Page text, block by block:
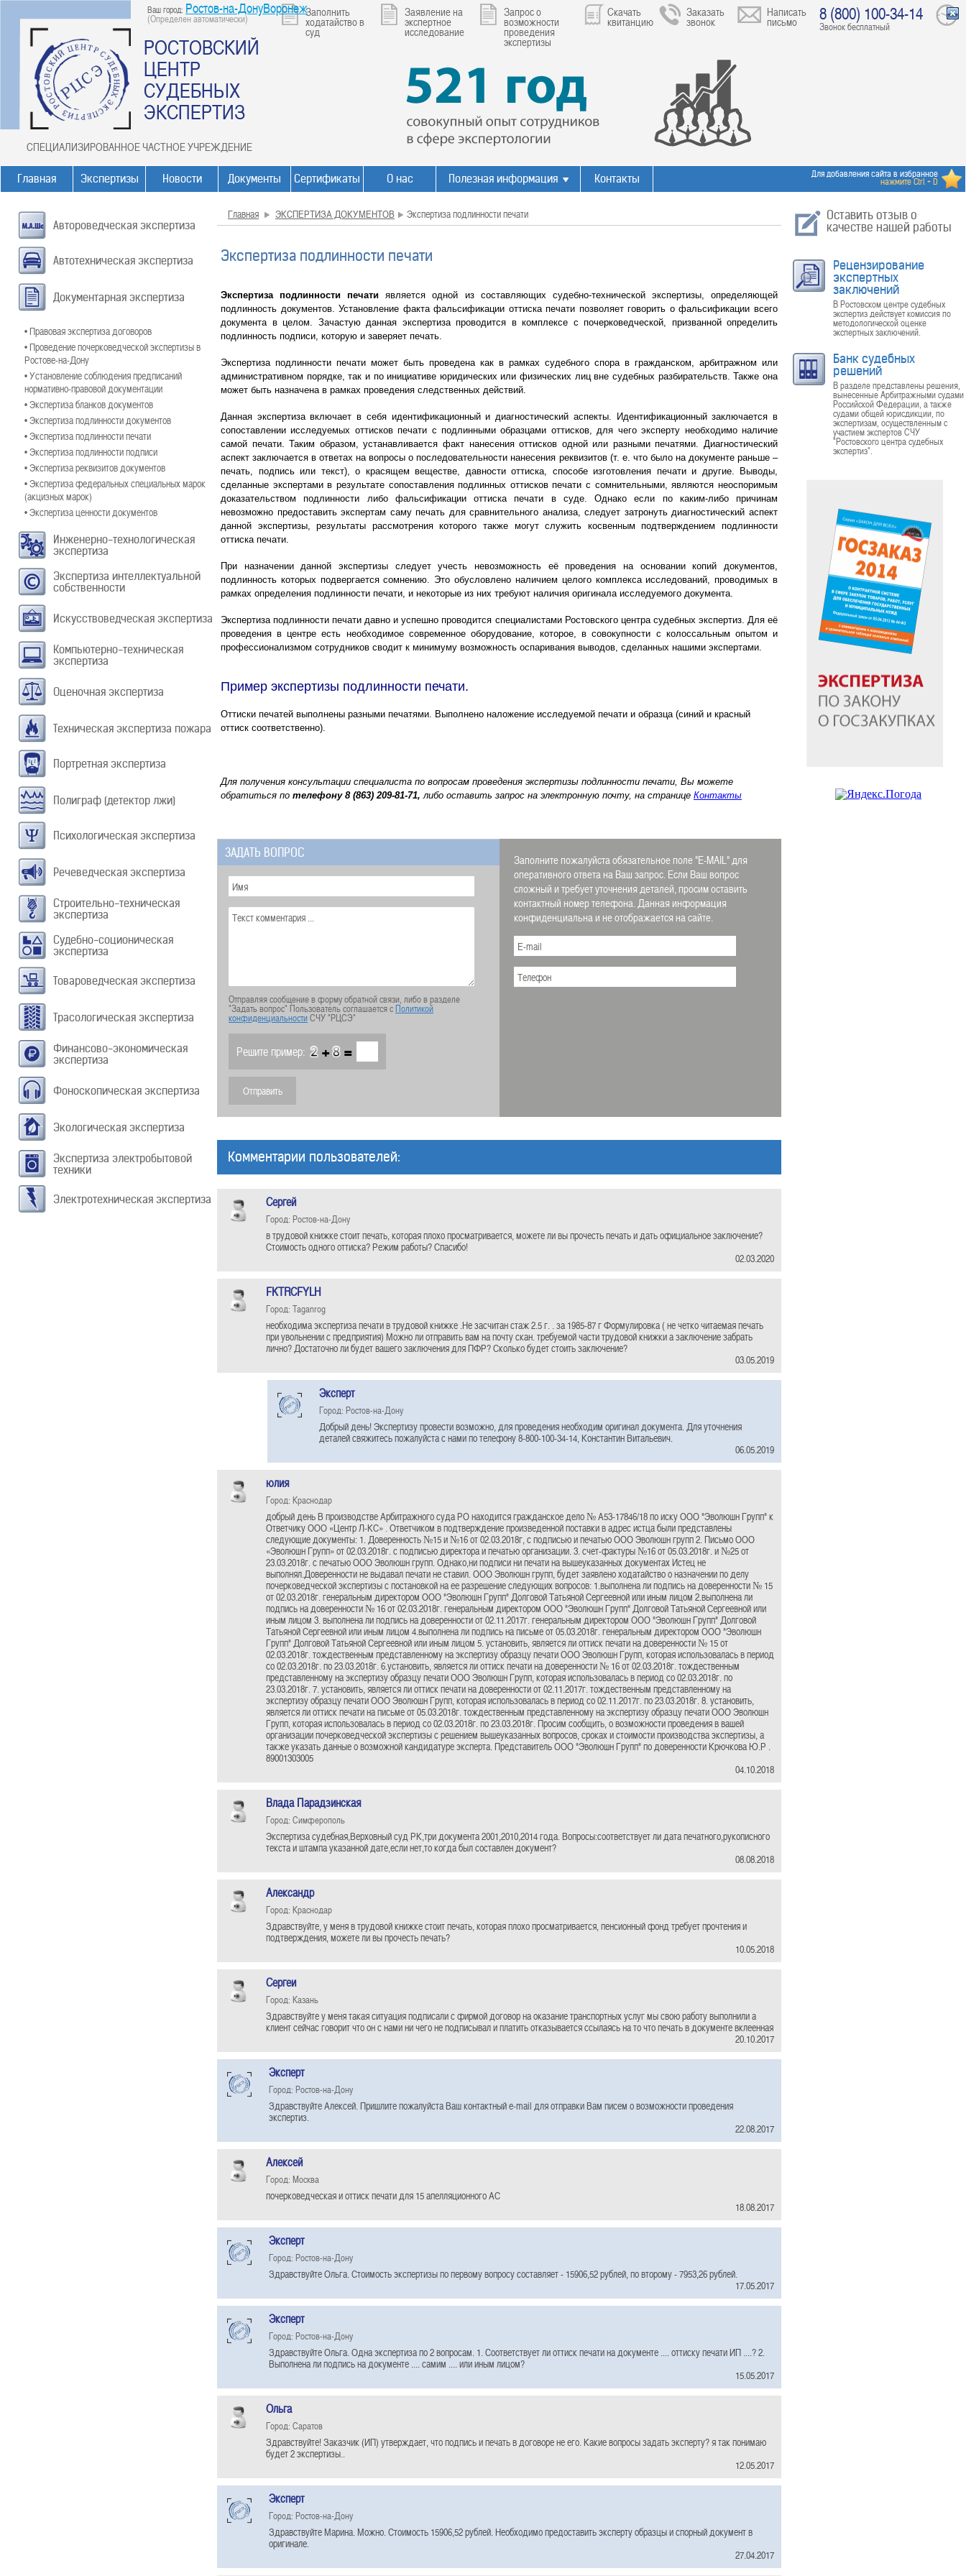
Ваш город: Ростов-на-ДонуВоронеж
(Определен автоматически)
РОСТОВСКИЙ
ЦЕНТР
СУДЕБНЫХ
ЭКСПЕРТИЗ
СПЕЦИАЛИЗИРОВАННОЕ ЧАСТНОЕ УЧРЕЖДЕНИЕ
Заполнить
ходатайство в
суд
Заявление на
экспертное
исследование
Запрос о
возможности
проведения
экспертизы
Скачать
квитанцию
Заказать
звонок
Написать
письмо 8 (800) 100-34-14
Звонок бесплатный
Главная Экспертизы Новости Документы Сертификаты О нас Полезная информация Контакты Для добавления сайта в избранное
нажмите Ctrl + D
Автороведческая экспертиза
Автотехническая экспертиза
Документарная экспертиза
• Правовая экспертиза договоров
• Проведение почерковедческой экспертизы в
Ростове-на-Дону
• Установление соблюдения предписаний
нормативно-правовой документации
• Экспертиза бланков документов
• Экспертиза подлинности документов
• Экспертиза подлинности печати
• Экспертиза подлинности подписи
• Экспертиза реквизитов документов
• Экспертиза федеральных специальных марок
(акцизных марок)
• Экспертиза ценности документов
Инженерно-технологическая
экспертиза
Экспертиза интеллектуальной
собственности
Искусствоведческая экспертиза
Компьютерно-техническая
экспертиза
Оценочная экспертиза
Техническая экспертиза пожара
Портретная экспертиза
Полиграф (детектор лжи)
Психологическая экспертиза
Речеведческая экспертиза
Строительно-техническая
экспертиза
Судебно-соционическая
экспертиза
Товароведческая экспертиза
Трасологическая экспертиза
Финансово-экономическая
экспертиза
Фоноскопическая экспертиза
Экологическая экспертиза
Экспертиза электробытовой
техники
Электротехническая экспертиза
Главная ЭКСПЕРТИЗА ДОКУМЕНТОВ Экспертиза подлинности печати
Экспертиза подлинности печати
Экспертиза подлинности печати является одной из составляющих судебно-технической экспертизы, определяющей
подлинность документов. Установление факта фальсификации оттиска печати позволяет говорить о фальсификации всего
документа в целом. Зачастую данная экспертиза проводится в комплексе с почерковедческой, призванной определить
подлинность подписи, которую и заверяет печать.
Экспертиза подлинности печати может быть проведена как в рамках судебного спора в гражданском, арбитражном или
административном порядке, так и по инициативе юридических или физических лиц вне судебных разбирательств. Также она
может быть назначена в рамках проведения следственных действий.
Данная экспертиза включает в себя идентификационный и диагностический аспекты. Идентификационный заключается в
сопоставлении исследуемых оттисков печати с подлинными образцами оттисков, для чего эксперту необходимо наличие
самой печати. Таким образом, устанавливается факт нанесения оттисков одной или разными печатями. Диагностический
аспект заключается в ответах на вопросы о последовательности нанесения реквизитов (т. е. что было на документе раньше –
печать, подпись или текст), о красящем веществе, давности оттиска, способе изготовления печати и другие. Выводы,
сделанные экспертами в результате сопоставления подлинных оттисков печати с сомнительными, являются неоспоримым
доказательством подлинности либо фальсификации оттиска печати в суде. Однако если по каким-либо причинам
невозможно предоставить экспертам саму печать для сравнительного анализа, следует затронуть диагностический аспект
данной экспертизы, результаты рассмотрения которого также могут служить косвенным подтверждением подлинности
оттиска печати.
При назначении данной экспертизы следует учесть невозможность её проведения на основании копий документов,
подлинность которых подвергается сомнению. Это обусловлено наличием целого комплекса исследований, проводимых в
рамках определения подлинности печати, и некоторые из них требуют наличия оригинала исследуемого документа.
Экспертиза подлинности печати давно и успешно проводится специалистами Ростовского центра судебных экспертиз. Для её
проведения в центре есть необходимое современное оборудование, которое, в совокупности с колоссальным опытом и
профессионализмом сотрудников сводит к минимуму возможность оспаривания выводов, сделанных нашими экспертами.
Пример экспертизы подлинности печати.
Оттиски печатей выполнены разными печатями. Выполнено наложение исследуемой печати и образца (синий и красный
оттиск соответственно).
Для получения консультации специалиста по вопросам проведения экспертизы подлинности печати, Вы можете
обратиться по телефону 8 (863) 209-81-71, либо оставить запрос на электронную почту, на странице Контакты
ЗАДАТЬ ВОПРОС
Отправляя сообщение в форму обратной связи, либо в разделе
"Задать вопрос" Пользователь соглашается сПолитикой
конфиденциальностиСЧУ "РЦСЭ"
Решите пример: + =
Заполните пожалуйста обязательное поле "E-MAIL" для
оперативного ответа на Ваш запрос. Если Ваш вопрос
сложный и требует уточнения деталей, просим оставить
контактный номер телефона. Данная информация
конфиденциальна и не отображается на сайте.
Комментарии пользователей:
Сергей
Город: Ростов-на-Дону
в трудовой книжке стоит печать, которая плохо просматривается, можете ли вы прочесть печать и дать официальное заключение?
Стоимость одного оттиска? Режим работы? Спасибо!
02.03.2020
FKTRCFYLH
Город: Taganrog
необходима экспертиза печати в трудовой книжке .Не засчитан стаж 2.5 г. . за 1985-87 г Формулировка ( не четко читаемая печать
при увольнении с предприятия) Можно ли отправить вам на почту скан. требуемой части трудовой книжки а заключение забрать
лично? Достаточно ли будет вашего заключения для ПФР? Сколько будет стоить заключение?
03.05.2019
Эксперт
Город: Ростов-на-Дону
Добрый день! Экспертизу провести возможно, для проведения необходим оригинал документа. Для уточнения
деталей свяжитесь пожалуйста с нами по телефону 8-800-100-34-14, Константин Витальевич.
06.05.2019
юлия
Город: Краснодар
добрый день В производстве Арбитражного суда РО находится гражданское дело № А53-17846/18 по иску ООО "Эволюшн Групп" к
Ответчику ООО «Центр Л-КС» . Ответчиком в подтверждение произведенной поставки в адрес истца были представлены
следующие документы: 1. Доверенность №15 и №16 от 02.03.2018г, с подписью и печатью ООО Эволюшн групп 2. Письмо ООО
«Эволюшн Групп» от 02.03.2018г. с подписью директора и печатью организации. 3. счет-фактуры №16 от 05.03.2018г. и №25 от
23.03.2018г. с печатью ООО Эволюшн групп. Однако,ни подписи ни печати на вышеуказанных документах Истец не
выполнял.Доверенности не выдавал печати не ставил. ООО Эволюшн групп, будет заявлено ходатайство о назначении по делу
почерковедческой экспертизы с постановкой на ее разрешение следующих вопросов: 1.выполнена ли подпись на доверенности № 15
от 02.03.2018г. генеральным директором ООО "Эволюшн Групп" Долговой Татьяной Сергеевной или иным лицом 2.выполнена ли
подпись на доверенности № 16 от 02.03.2018г. генеральным директором ООО "Эволюшн Групп" Долговой Татьяной Сергеевной или
иным лицом 3. выполнена ли подпись на доверенности от 02.11.2017г. генеральным директором ООО "Эволюшн Групп" Долговой
Татьяной Сергеевной или иным лицом 4.выполнена ли подпись на письме от 05.03.2018г. генеральным директором ООО "Эволюшн
Групп" Долговой Татьяной Сергеевной или иным лицом 5. установить, является ли оттиск печати на доверенности № 15 от
02.03.2018г. тождественным представленному на экспертизу образцу печати ООО Эволюшн Групп, которая использовалась в период
со 02.03.2018г. по 23.03.2018г. 6.установить, является ли оттиск печати на доверенности № 16 от 02.03.2018г. тождественным
представленному на экспертизу образцу печати ООО Эволюшн Групп, которая использовалась в период со 02.03.2018г. по
23.03.2018г. 7. установить, является ли оттиск печати на доверенности от 02.11.2017г. тождественным представленному на
экспертизу образцу печати ООО Эволюшн Групп, которая использовалась в период со 02.11.2017г. по 23.03.2018г. 8. установить,
является ли оттиск печати на письме от 05.03.2018г. тождественным представленному на экспертизу образцу печати ООО Эволюшн
Групп, которая использовалась в период со 02.03.2018г. по 23.03.2018г. Просим сообщить, о возможности проведения в вашей
организации почерковедческой экспертизы с решением вышеуказанных вопросов, сроках и стоимости производства экспертизы, а
также указать данные о возможной кандидатуре эксперта. Представитель ООО "Эволюшн Групп" по доверенности Крючкова Ю.Р .
89001303005
04.10.2018
Влада Парадзинская
Город: Симферополь
Экспертиза судебная,Верховный суд РК,три документа 2001,2010,2014 года. Вопросы:соответствует ли дата печатного,рукописного
текста и штампа указанной дате,если нет,то когда был составлен документ?
08.08.2018
Александр
Город: Краснодар
Здравствуйте, у меня в трудовой книжке стоит печать, которая плохо просматривается, пенсионный фонд требует прочтения и
подтверждения, можете ли вы прочесть печать?
10.05.2018
Сергеи
Город: Казань
Здравствуйте у меня такая ситуация подписали с фирмой договор на оказание транспортных услуг мы свою работу выполнили а
клиент сейчас говорит что он с нами ни чего не подписывал и платить отказывается ссылаясь на то что печать в документе вклеенная
20.10.2017
Эксперт
Город: Ростов-на-Дону
Здравствуйте Алексей. Пришлите пожалуйста Ваш контактный e-mail для отправки Вам писем о возможности проведения
экспертиз.
22.08.2017
Алексей
Город: Москва
почерковедческая и оттиск печати для 15 апелляционного АС
18.08.2017
Эксперт
Город: Ростов-на-Дону
Здравствуйте Ольга. Стоимость экспертизы по первому вопросу составляет - 15906,52 рублей, по второму - 7953,26 рублей.
17.05.2017
Эксперт
Город: Ростов-на-Дону
Здравствуйте Ольга. Одна экспертиза по 2 вопросам. 1. Соответствует ли оттиск печати на документе .... оттиску печати ИП ....? 2.
Выполнена ли подпись на документе .... самим .... или иным лицом?
15.05.2017
Ольга
Город: Саратов
Здравствуйте! Заказчик (ИП) утверждает, что подпись и печать в договоре не его. Какие вопросы задать эксперту? я так понимаю
будет 2 экспертизы..
12.05.2017
Эксперт
Город: Ростов-на-Дону
Здравствуйте Марина. Можно. Стоимость 15906,52 рублей. Необходимо предоставить эксперту образцы и спорный документ в
оригинале.
27.04.2017
Оставить отзыв о
качестве нашей работы
Рецензирование
экспертных
заключений
В Ростовском центре судебных
экспертиз действует комиссия по
методологической оценке
экспертных заключений.
Банк судебных
решений
В разделе представлены решения,
вынесенные Арбитражными судами
Российской Федерации, а также
судами общей юрисдикции, по
экспертизам, осуществленным с
участием экспертов СЧУ
"Ростовского центра судебных
экспертиз".